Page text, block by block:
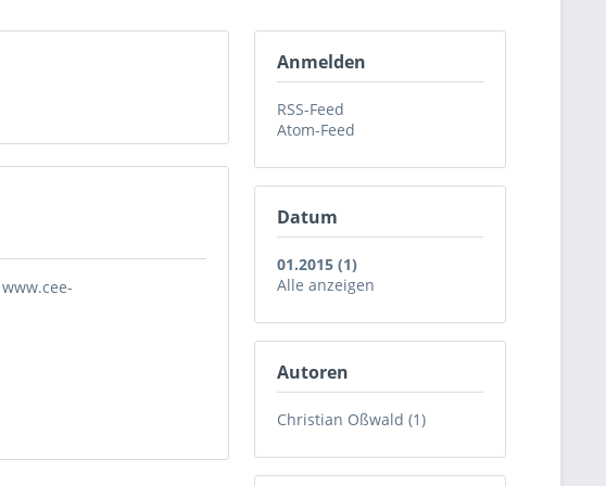
Anmelden
RSS-Feed
Atom-Feed
Datum
01.2015 (1)
Alle anzeigen
Autoren
Christian Oßwald (1)